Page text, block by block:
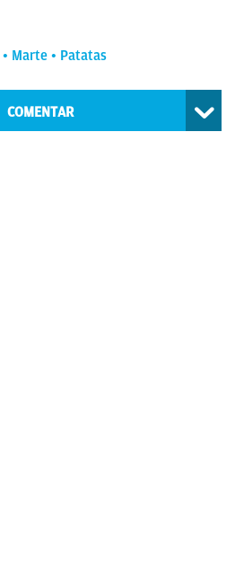
Marte Patatas
COMENTAR